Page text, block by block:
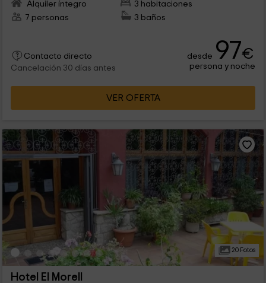
Alquiler íntegro
3 habitaciones
7 personas
3 baños
Contacto directo
Cancelación 30 días antes
desde 97€
persona y noche
VER OFERTA
20 Fotos
Hotel El Morell